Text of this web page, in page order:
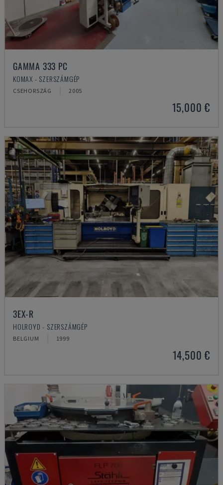
GAMMA 333 PC
KOMAX - SZERSZÁMGÉP
CSEHORSZÁG 2005
15,000 €
3EX-R
HOLROYD - SZERSZÁMGÉP
BELGIUM 1999
14,500 €